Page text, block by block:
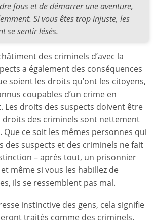
fous et de démarrer une aventure,
Si vous êtes trop injuste, les
se sentir lésés.
des criminels d’avec la
a également des conséquences
soient les droits qu’ont les citoyens,
coupables d’un crime en
Les droits des suspects doivent être
droits des criminels sont nettement
ce soit les mêmes personnes qui
des suspects et des criminels ne fait
– après tout, un prisonnier
même si vous les habillez de
ils se ressemblent pas mal.
instinctive des gens, cela signifie
traités comme des criminels.